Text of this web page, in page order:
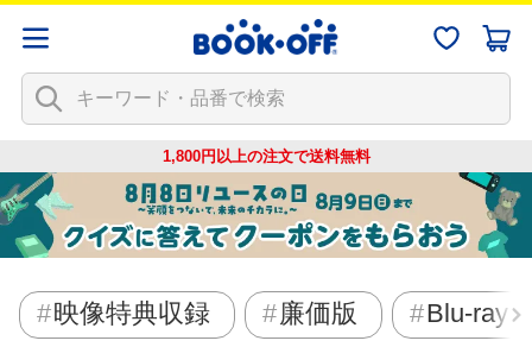
1,800円以上の注文で送料無料
映像特典収録 廉価版 Blu-ray